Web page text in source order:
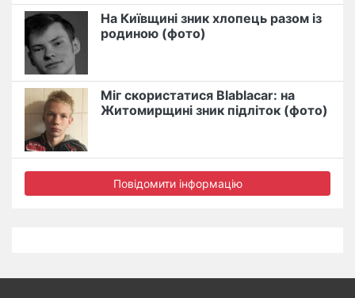
На Київщині зник хлопець разом із
родиною (фото)
Міг скористатися Blablacar: на
Житомирщині зник підліток (фото)
Повідомити інформацію